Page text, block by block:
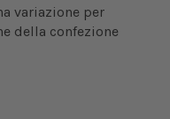
variazione per
della confezione